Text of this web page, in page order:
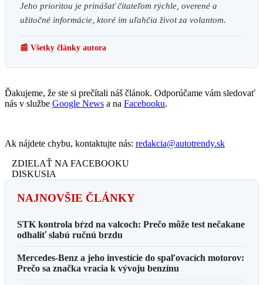
Jeho prioritou je prinášať čitateľom rýchle, overené a
užitočné informácie, ktoré im uľahčia život za volantom.
📰 Všetky články autora
Ďakujeme, že ste si prečítali náš článok. Odporúčame vám sledovať
nás v službe Google News a na Facebooku.
Ak nájdete chybu, kontaktujte nás: redakcia@autotrendy.sk
ZDIELAŤ NA FACEBOOKU
DISKUSIA
NAJNOVŠIE ČLÁNKY
STK kontrola bŕzd na valcoch: Prečo môže test nečakane
odhaliť slabú ručnú brzdu
Mercedes-Benz a jeho investície do spaľovacích motorov:
Prečo sa značka vracia k vývoju benzínu